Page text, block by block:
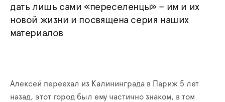
дать лишь сами «переселенцы» – им и их
новой жизни и посвящена серия наших
материалов
Алексей переехал из Калининграда в Париж 5 лет
назад, этот город был ему частично знаком, в том